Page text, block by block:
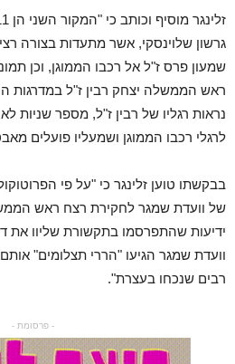
גרשון שלוינסקי, אשר מתעדות בצורה
שמעון פרס ז"ל אל רכבו הממוגן, וכן
ראש הממשלה יצחק רבין ז"ל במדרגות
נראות רגליו של רבין ז"ל, מספר שניות
לרגלי רכבו הממוגן ושמעליו פועלים
בבקשתו טוען זלינגר כי "על פי
של וועדת שמגר לחקירת רצח ראש
ידיעות שהתפרסמו בתקשורת שליוו את
וועדת שמגר הגיעו "הררי תצלומים"
רבים שנכחו בעצרת".
- פרסומת -